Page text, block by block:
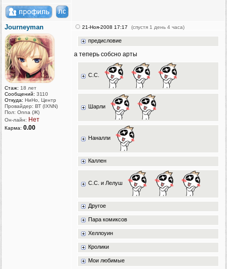
Journeyman
Стаж: 18 лет
Сообщений: 3110
Откуда: НиНо, Центр
Провайдер: ВТ (IXNN)
Пол: Onna (Ж)
Он-лайн: Нет
Карма: 0.00
21-Ноя-2008 17:17 (спустя 1 день 4 часа)
предисловие
а теперь собсно арты
С.С.
Шарли
Наналли
Каллен
C.С. и Лелуш
Другое
Пара комиксов
Хеллоуин
Кролики
Мои любимые